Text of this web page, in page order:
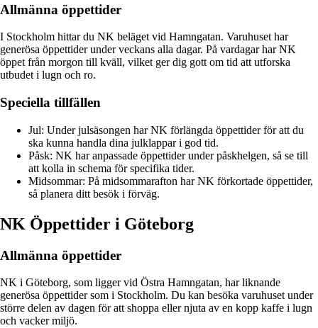
Allmänna öppettider
I Stockholm hittar du NK beläget vid Hamngatan. Varuhuset har
generösa öppettider under veckans alla dagar. På vardagar har NK
öppet från morgon till kväll, vilket ger dig gott om tid att utforska
utbudet i lugn och ro.
Speciella tillfällen
Jul: Under julsäsongen har NK förlängda öppettider för att du
ska kunna handla dina julklappar i god tid.
Påsk: NK har anpassade öppettider under påskhelgen, så se till
att kolla in schema för specifika tider.
Midsommar: På midsommarafton har NK förkortade öppettider,
så planera ditt besök i förväg.
NK Öppettider i Göteborg
Allmänna öppettider
NK i Göteborg, som ligger vid Östra Hamngatan, har liknande
generösa öppettider som i Stockholm. Du kan besöka varuhuset under
större delen av dagen för att shoppa eller njuta av en kopp kaffe i lugn
och vacker miljö.